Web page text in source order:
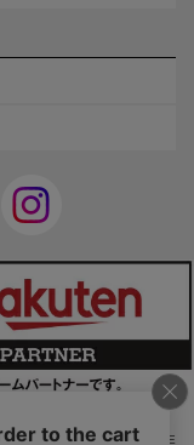
転載を禁止します。
Group, Inc. ALL RIGHTS RE